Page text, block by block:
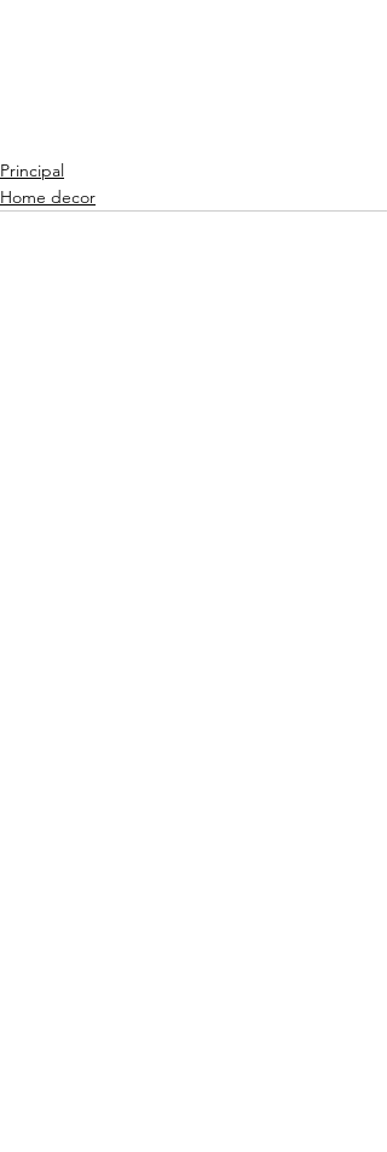
Principal
Home decor